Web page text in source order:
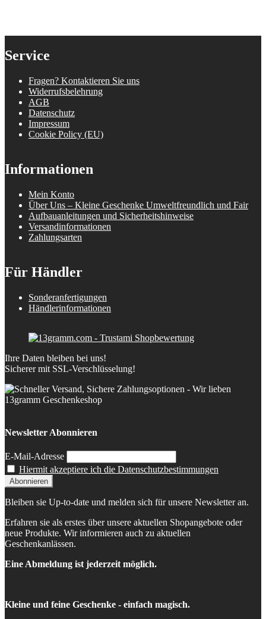
Service
Fragen? Kontaktieren Sie uns
Widerrufsbelehrung
AGB
Datenschutz
Impressum
Cookie Policy (EU)
Informationen
Mein Konto
Über Uns – Kleine Geschenke Umweltfreundlich und Fair
Aufbauanleitungen und Sicherheitshinweise
Versandinformationen
Zahlungsarten
Für Händler
Sonderanfertigungen
Händlerinformationen
Ihre Daten bleiben bei uns!
Sicherer mit SSL-Verschlüsselung!
Newsletter Abonnieren
E-Mail-Adresse
Hiermit akzeptiere ich die Datenschutzbestimmungen
Bleiben sie Up-to-date und melden sich für unsere Newsletter an.
Erfahren sie als erstes über unsere aktuellen Shopangebote oder
neue Produkte. Wir informieren auch zu aktuellen
Geschenkanlässen.
Eine Abmeldung ist jederzeit möglich.
Kleine und feine Geschenke - einfach magisch.